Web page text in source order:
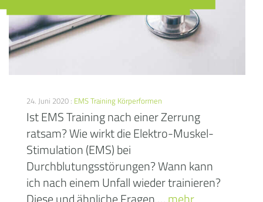
24. Juni 2020 : EMS Training Körperformen
Ist EMS Training nach einer Zerrung
ratsam? Wie wirkt die Elektro-Muskel-
Stimulation (EMS) bei
Durchblutungsstörungen? Wann kann
ich nach einem Unfall wieder trainieren?